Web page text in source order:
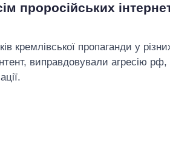
проросійських
пропаганди у
виправдовували агресію рф,